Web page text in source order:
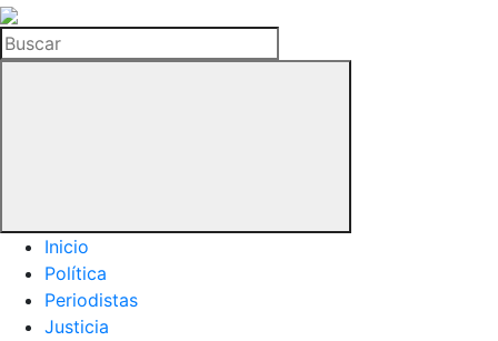
La
Hemeroteca
del
Buscar
Inicio
Política
Periodistas
Justicia